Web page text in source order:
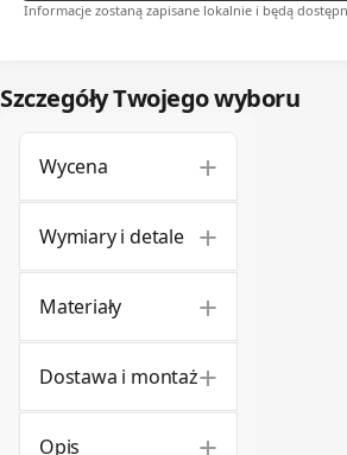
Informacje zostaną zapisane lokalnie i będą
Szczegóły Twojego wyboru
Wycena +
Wymiary i detale +
Materiały +
Dostawa i montaż+
Opis